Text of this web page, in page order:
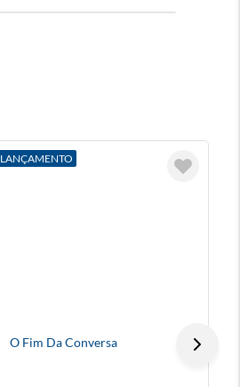
LANÇAMENTO
O Fim Da Conversa